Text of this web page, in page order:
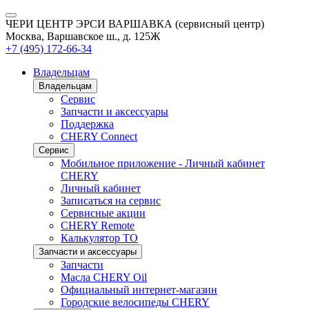
ЧЕРИ ЦЕНТР ЭРСИ ВАРШАВКА (сервисный центр)
Москва, Варшавское ш., д. 125Ж
+7 (495) 172-66-34
Владельцам
Владельцам
Сервис
Запчасти и аксессуары
Поддержка
CHERY Connect
Сервис
Мобильное приложение - Личный кабинет
CHERY
Личный кабинет
Записаться на сервис
Сервисные акции
CHERY Remote
Калькулятор ТО
Запчасти и аксессуары
Запчасти
Масла CHERY Oil
Официальный интернет-магазин
Городские велосипеды CHERY